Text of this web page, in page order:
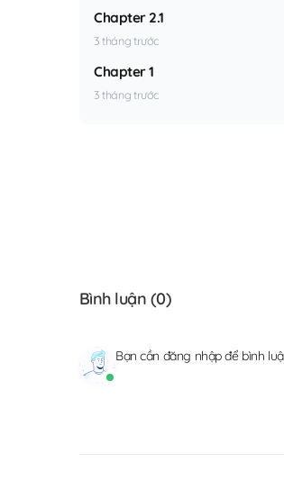
Chapter 2.1
3 tháng trước
Chapter 1
3 tháng trước
Bình luận (0)
Bạn cần đăng nhậpđể bình